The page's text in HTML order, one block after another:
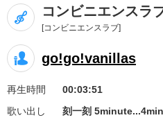
ユーザー検索
キャンペーン
お知らせ よくあるご質問
コンビニエンスラ
[コンビニエンスラブ]
go!go!vanillas
再生時間
00:03:51
歌い出し
刻一刻